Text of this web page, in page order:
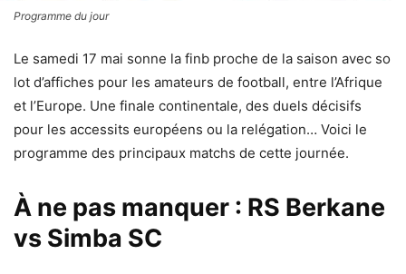
Programme du jour
Le samedi 17 mai sonne la finb proche de la saison avec so
lot d’affiches pour les amateurs de football, entre l’Afrique
et l’Europe. Une finale continentale, des duels décisifs
pour les accessits européens ou la relégation… Voici le
programme des principaux matchs de cette journée.
À ne pas manquer : RS Berkane
vs Simba SC